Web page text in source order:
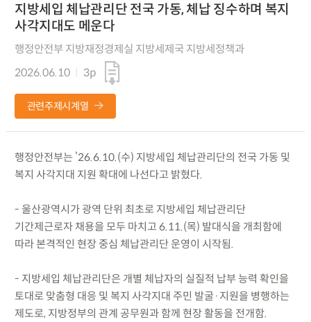
지방세입 체납관리단 전국 가동, 체납 징수하며 복지
사각지대도 메운다
행정안전부 지방재정경제실 지방세제국 지방세정책과
2026.06.10
3p
관련주제시계열
행정안전부는 ’26.6.10.(수) 지방세입 체납관리단의 전국 가동 및
복지 사각지대 지원 확대에 나선다고 밝혔다.
- 울산광역시가 광역 단위 최초로 지방세입 체납관리단
기간제근로자 채용을 모두 마치고 6.11.(목) 발대식을 개최함에
따라 본격적인 현장 중심 체납관리단 운영이 시작됨.
- 지방세입 체납관리단은 개별 체납자의 실질적 납부 능력 확인을
토대로 맞춤형 대응 및 복지 사각지대 주민 발굴·지원을 병행하는
제도로, 지방정부의 관계 공무원과 함께 현장 활동을 전개함.